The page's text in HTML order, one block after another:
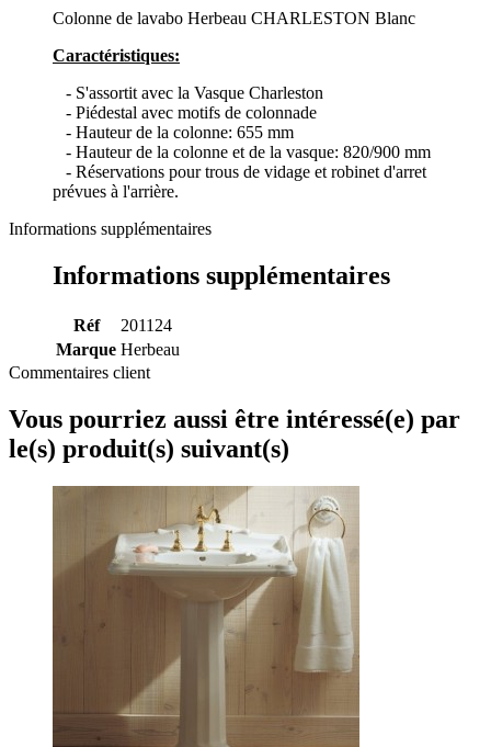
Colonne de lavabo Herbeau CHARLESTON Blanc
Caractéristiques:
- S'assortit avec la Vasque Charleston
- Piédestal avec motifs de colonnade
- Hauteur de la colonne: 655 mm
- Hauteur de la colonne et de la vasque: 820/900 mm
- Réservations pour trous de vidage et robinet d'arret
prévues à l'arrière.
Informations supplémentaires
Informations supplémentaires
Réf
201124
Marque Herbeau
Commentaires client
Vous pourriez aussi être intéressé(e) par
le(s) produit(s) suivant(s)